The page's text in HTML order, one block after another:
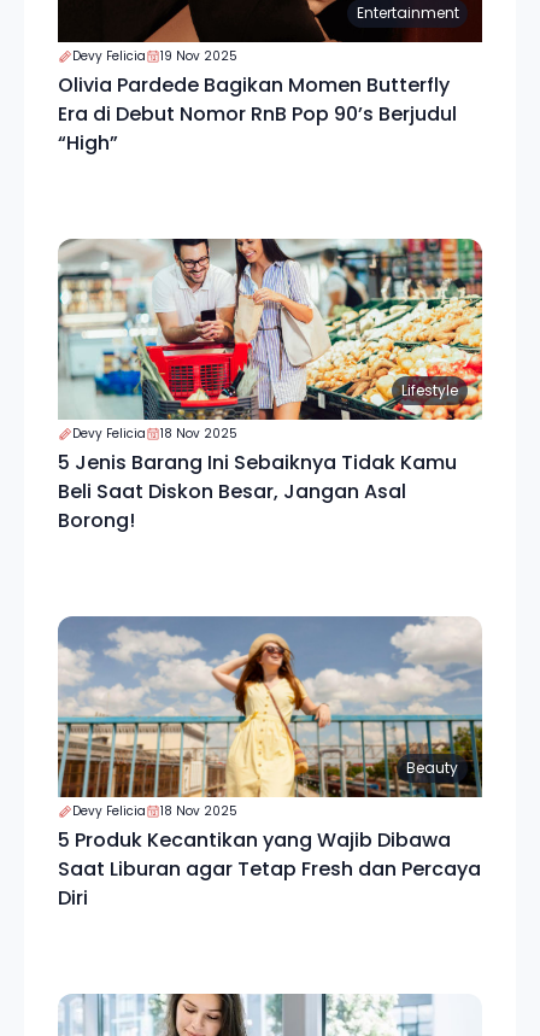
Entertainment
Devy Felicia 19 Nov 2025
Olivia Pardede Bagikan Momen Butterfly
Era di Debut Nomor RnB Pop 90’s Berjudul
“High”
Lifestyle
Devy Felicia 18 Nov 2025
5 Jenis Barang Ini Sebaiknya Tidak Kamu
Beli Saat Diskon Besar, Jangan Asal
Borong!
Beauty
Devy Felicia 18 Nov 2025
5 Produk Kecantikan yang Wajib Dibawa
Saat Liburan agar Tetap Fresh dan Percaya
Diri